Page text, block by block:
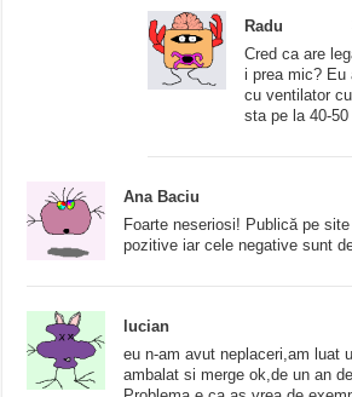
Radu
Cred ca are
i prea mic? Eu
cu ventilator
sta pe la 40-50
Ana Baciu
Foarte neseriosi! Publică pe
pozitive iar cele negative sunt
lucian
eu n-am avut neplaceri,am luat
ambalat si merge ok,de un an